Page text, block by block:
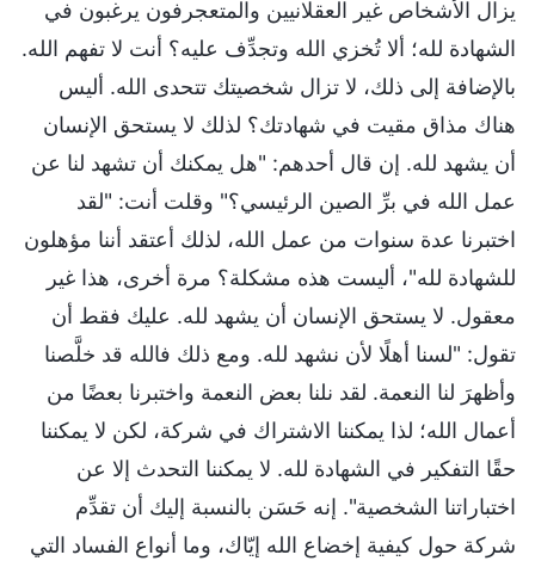
يزال الأشخاص غير العقلانيين والمتعجرفون يرغبون في
الشهادة لله؛ ألا تُخزي الله وتجدِّف عليه؟ أنت لا تفهم الله.
بالإضافة إلى ذلك، لا تزال شخصيتك تتحدى الله. أليس
هناك مذاق مقيت في شهادتك؟ لذلك لا يستحق الإنسان
أن يشهد لله. إن قال أحدهم: "هل يمكنك أن تشهد لنا عن
عمل الله في برِّ الصين الرئيسي؟" وقلت أنت: "لقد
اختبرنا عدة سنوات من عمل الله، لذلك أعتقد أننا مؤهلون
للشهادة لله"، أليست هذه مشكلة؟ مرة أخرى، هذا غير
معقول. لا يستحق الإنسان أن يشهد لله. عليك فقط أن
تقول: "لسنا أهلًا لأن نشهد لله. ومع ذلك فالله قد خلَّصنا
وأظهرَ لنا النعمة. لقد نلنا بعض النعمة واختبرنا بعضًا من
أعمال الله؛ لذا يمكننا الاشتراك في شركة، لكن لا يمكننا
حقًا التفكير في الشهادة لله. لا يمكننا التحدث إلا عن
اختباراتنا الشخصية". إنه حَسَن بالنسبة إليك أن تقدِّم
شركة حول كيفية إخضاع الله إيّاك، وما أنواع الفساد التي